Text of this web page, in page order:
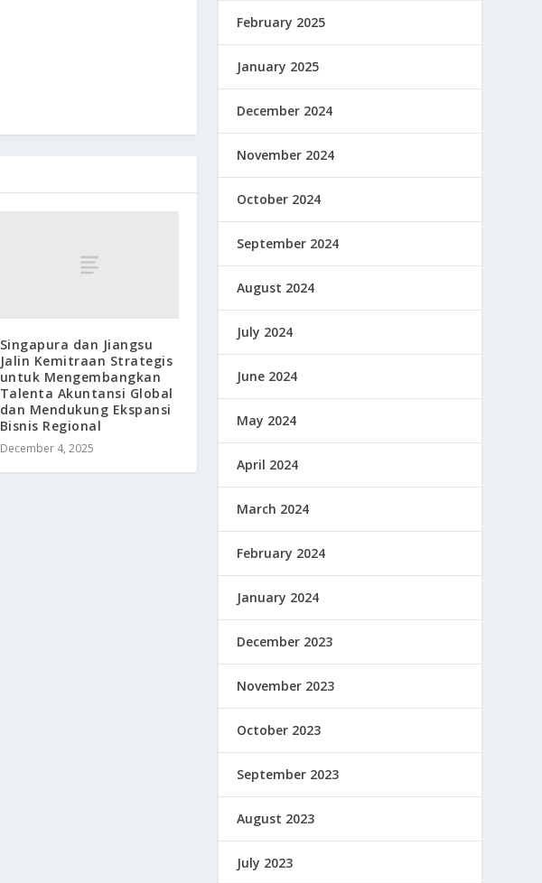
Singapura dan Jiangsu
Jalin Kemitraan Strategis
untuk Mengembangkan
Talenta Akuntansi Global
dan Mendukung Ekspansi
Bisnis Regional
December 4, 2025
February 2025
January 2025
December 2024
November 2024
October 2024
September 2024
August 2024
July 2024
June 2024
May 2024
April 2024
March 2024
February 2024
January 2024
December 2023
November 2023
October 2023
September 2023
August 2023
July 2023